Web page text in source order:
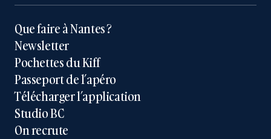
Que faire à Nantes ?
Newsletter
Pochettes du Kiff
Passeport de l’apéro
Télécharger l’application
Studio BC
On recrute